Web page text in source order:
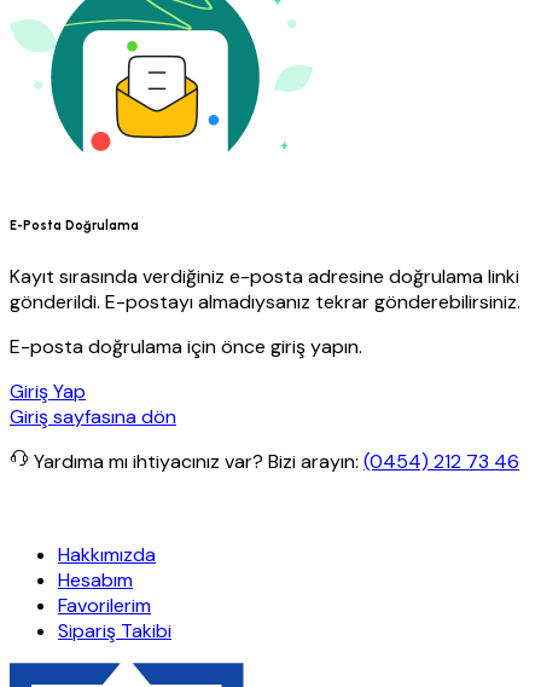
E-Posta Doğrulama
Kayıt sırasında verdiğiniz e-posta adresine doğrulama linki
gönderildi. E-postayı almadıysanız tekrar gönderebilirsiniz.
E-posta doğrulama için önce giriş yapın.
Giriş Yap
Giriş sayfasına dön
Yardıma mı ihtiyacınız var? Bizi arayın: (0454) 212 73 46
Hakkımızda
Hesabım
Favorilerim
Sipariş Takibi